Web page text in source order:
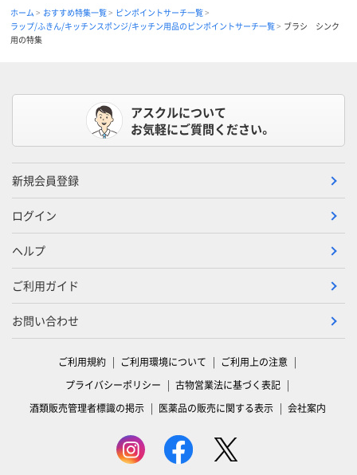
ホーム おすすめ特集一覧
ピンポイントサーチ一覧
ラップ/ふきん/キッチンスポンジ/キッチン用品のピンポイントサーチ一覧
ブラシ シンク
用の特集
アスクルについて
お気軽にご質問ください。
新規会員登録
ログイン
ヘルプ
ご利用ガイド
お問い合わせ
ご利用規約 ご利用環境について
ご利用上の注意
プライバシーポリシー
古物営業法に基づく表記
酒類販売管理者標識の掲示
医薬品の販売に関する表示 会社案内